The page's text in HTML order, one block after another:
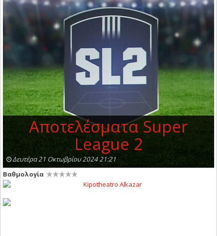
Αποτελέσματα Super
League 2
Δευτέρα 21 Οκτωβρίου 2024 21:21
Βαθμολογία